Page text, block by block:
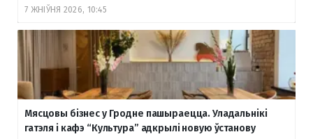
7 ЖНІЎНЯ 2026, 10:45
Мясцовы бізнес у Гродне пашыраецца. Уладальнікі
гатэля і кафэ “Культура” адкрылі новую ўстанову